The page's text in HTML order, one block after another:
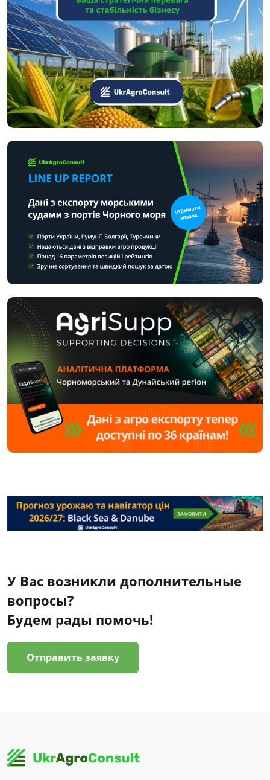
У Вас возникли дополнительные
вопросы?
Будем рады помочь!
Отправить заявку